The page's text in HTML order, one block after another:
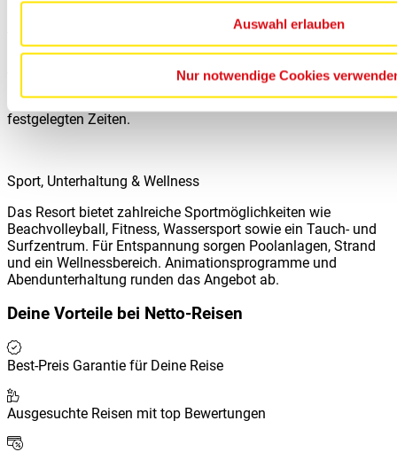
Auswahl erlauben
Nur notwendige Cookies
All Inclusive mit Frühstück, Mittag- und Abendessen in
Buffetform, Snacks zwischendurch sowie ausgewählten
alkoholischen und alkoholfreien Getränken zu den
festgelegten Zeiten.
Sport, Unterhaltung & Wellness
Das Resort bietet zahlreiche Sportmöglichkeiten wie
Beachvolleyball, Fitness, Wassersport sowie ein Tauch- und
Surfzentrum. Für Entspannung sorgen Poolanlagen, Strand
und ein Wellnessbereich. Animationsprogramme und
Abendunterhaltung runden das Angebot ab.
Deine Vorteile bei Netto-Reisen
Best-Preis Garantie für Deine Reise
Ausgesuchte Reisen mit top Bewertungen